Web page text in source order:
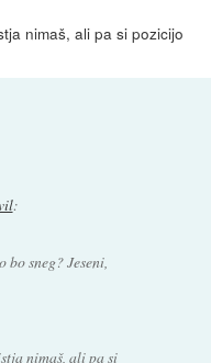
nimaš, ali pa si pozicijo
:
bo sneg? Jeseni,
nimaš, ali pa si